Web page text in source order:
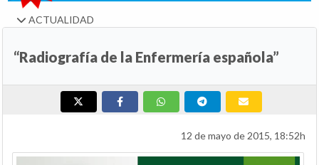
ACTUALIDAD
“Radiografía de la Enfermería española”
12 de mayo de 2015, 18:52h